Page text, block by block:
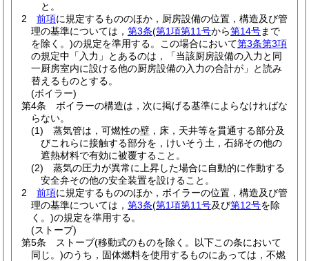
と。
2
前項に規定するもののほか，厨房設備の位置，構造及び管
理の基準については， 第3条(第1項第11号から第14号まで
を除く。)の規定を準用する。 この場合において第3条第3項
の規定中「入力」とあるのは，「当該厨房設備の入力と同
一厨房室内に設ける他の厨房設備の入力の合計が」と読み
替えるものとする。
(ボイラー)
第4条
ボイラーの構造は，次に掲げる基準によらなければな
らない。
(1)
蒸気管は，可燃性の壁，床，天井等を貫通する部分及
びこれらに接触する部分を，けいそう土，石綿その他の
遮熱材料で有効に被覆すること。
(2)
蒸気の圧力が異常に上昇した場合に自動的に作動する
安全弁その他の安全装置を設けること。
2
前項に規定するもののほか，ボイラーの位置，構造及び管
理の基準については， 第3条(第1項第11号及び第12号を除
く。)の規定を準用する。
(ストーブ)
第5条
ストーブ(移動式のものを除く。以下この条において
同じ。)のうち，固体燃料を使用するものにあっては，不燃